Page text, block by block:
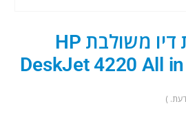
מדפסת ‏הזרקת דיו ‏משולבת HP
DeskJet 4220 All
דעת. )